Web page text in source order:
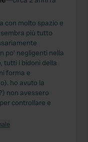
con molto spazio e
più tutto
po' negligenti nella
tutti i bidoni della
forma e
ho avuto la
non avessero
controllare e